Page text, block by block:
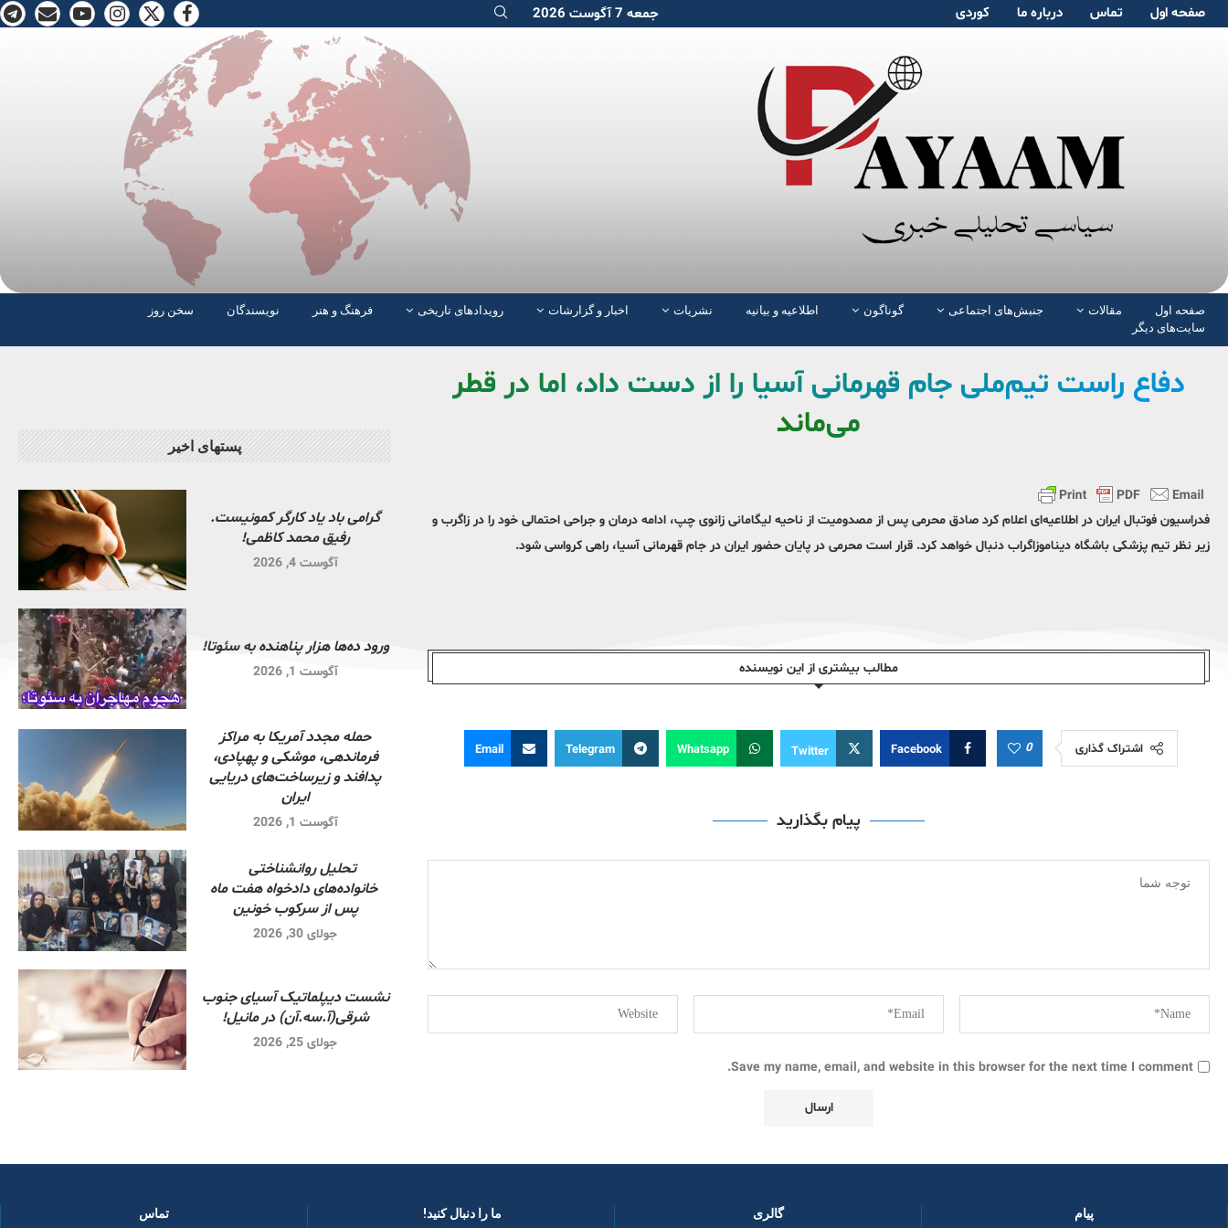
صفحە اول تماس دربارە ما کوردی جمعه 7 آگوست 2026
صفحە اول مقالات جنبش‌های اجتماعی گوناگون اطلاعیه و بیانیه نشریات اخبار و گزارشات رویدادهای تاریخی فرهنگ و هنر نویسندگان
سخن روز
سایت‌های دیگر
دفاع راست تیم‌ملی جام قهرمانی آسیا را از دست داد، اما در قطر
می‌ماند
فدراسیون فوتبال ایران در اطلاعیه‌ای اعلام کرد صادق محرمی پس از مصدومیت از ناحیه لیگامانی زانوی چپ، ادامه درمان و جراحی احتمالی خود را در زاگرب و
زیر نظر تیم پزشکی باشگاه دیناموزاگراب دنبال خواهد کرد. قرار است محرمی در پایان حضور ایران در جام قهرمانی آسیا، راهی کرواسی شود.
مطالب بیشتری از این نویسندە
اشتراک گذاری 0
Facebook
Twitter
Whatsapp
Telegram
Email
پیام بگذارید
Save my name, email, and website in this browser for the next time I comment.
پستهای اخیر
گرامی باد یاد کارگر کمونیست.
رفیق محمد کاظمی!
آگوست 4, 2026
ورود ده‌ها هزار پناهنده به سئوتا!
آگوست 1, 2026
حمله مجدد آمریکا به مراکز
فرماندهی، موشکی و پهپادی،
پدافند و زیرساخت‌های دریایی
ایران
آگوست 1, 2026
تحلیل روانشناختی
خانواده‌های دادخواه هفت ماه
پس از سرکوب خونین
جولای 30, 2026
نشست دیپلماتیک آسیای جنوب
شرقی‌(آ.سه.آن) در مانیل!
جولای 25, 2026
پیام گالری ما را دنبال کنید! ​ تماس